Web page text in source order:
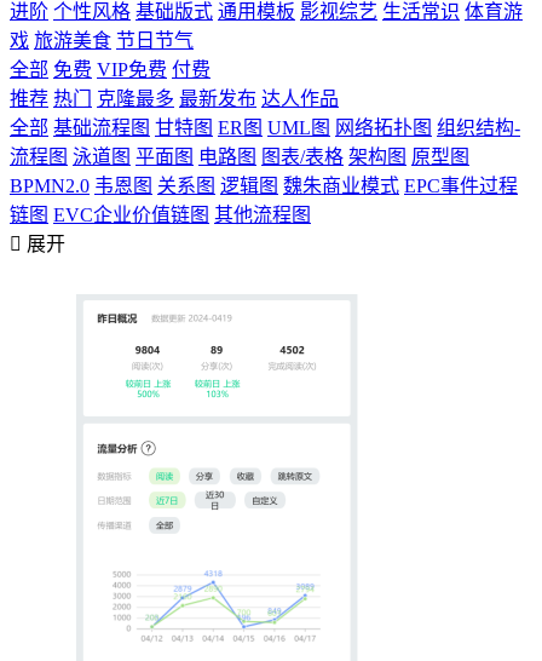
进阶 个性风格 基础版式 通用模板 影视综艺 生活常识 体育游
戏 旅游美食 节日节气
全部 免费 VIP免费 付费
推荐 热门 克隆最多 最新发布 达人作品
全部 基础流程图 甘特图 ER图 UML图 网络拓扑图 组织结构-
流程图 泳道图 平面图 电路图 图表/表格 架构图 原型图
BPMN2.0 韦恩图 关系图 逻辑图 魏朱商业模式 EPC事件过程
链图 EVC企业价值链图 其他流程图
 展开